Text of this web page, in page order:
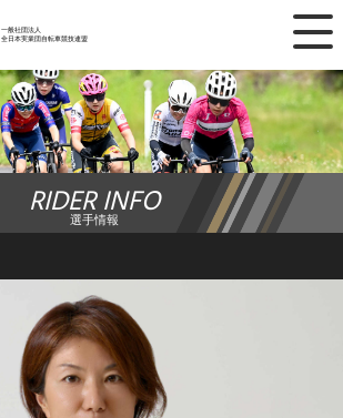
一般社団法人
全日本実業団自転車競技連盟
×
ニュース
レース日程
ランキング
チーム・選手
競技ガイド
RIDER INFO
選手情報